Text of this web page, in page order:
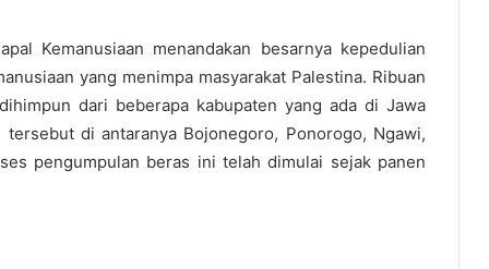
Kemanusiaan menandakan besarnya kepedulian
yang menimpa masyarakat Palestina. Ribuan
dari beberapa kabupaten yang ada di Jawa
di antaranya Bojonegoro, Ponorogo, Ngawi,
pengumpulan beras ini telah dimulai sejak panen